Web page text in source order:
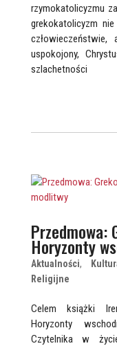
rzymokatolicyzmu
grekokatolicyzm
człowieczeństwie,
uspokojony,
szlachetności
Przedmowa:
Horyzonty
Aktualności,
Religijne
Celem książki
Horyzonty
Czytelnika w